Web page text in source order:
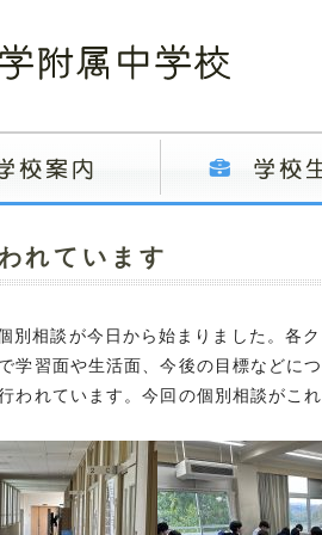
れています
相談が今日から始まりました。各
学習面や生活面、今後の目標などに
われています。今回の個別相談がこ